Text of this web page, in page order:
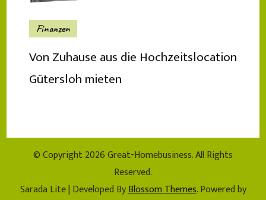
Finanzen
Von Zuhause aus die Hochzeitslocation
Gütersloh mieten
© Copyright 2026Great-Homebusiness. All Rights
Reserved.
Sarada Lite | Developed ByBlossom Themes. Powered by